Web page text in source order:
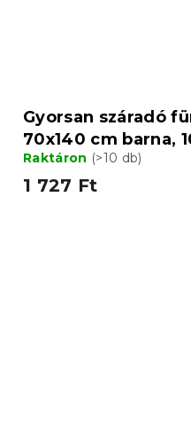
Gyorsan száradó
70x140 cm barna,
Raktáron (>10 db)
1 727 Ft